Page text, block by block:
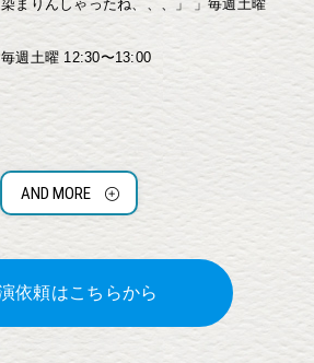
まりんしゃったね、、、」 」毎週土曜
週土曜 12:30〜13:00
族館の舞台裏〜アメリカ・フロリダ水族
リーズ 伊豆半島と能登半島」「自然体感アド
の海」
ま御殿!!」「しゃべくり007 福岡県人会」
金）不定期 お天気コーナー 「タビフ
AND MORE
依頼はこちらから